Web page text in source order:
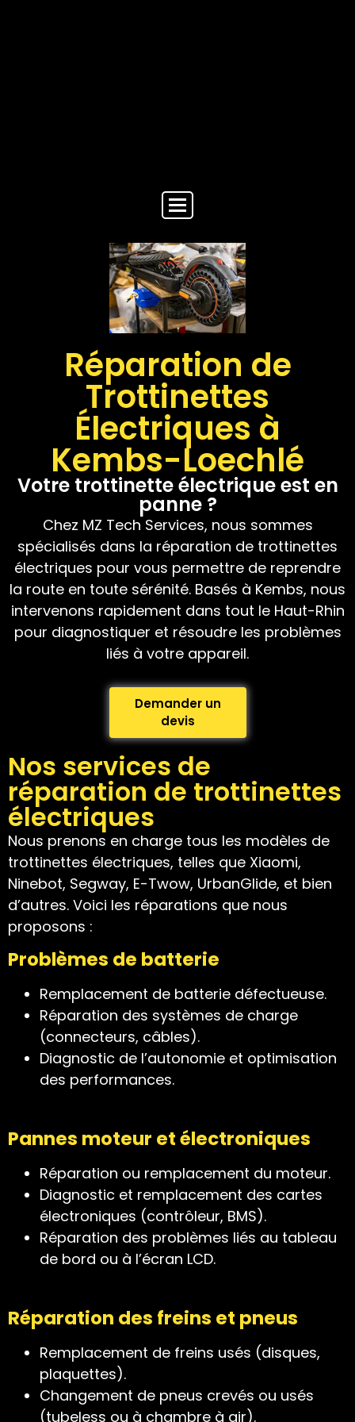
Réparation de
Trottinettes
Électriques à
Kembs-Loechlé
Votre trottinette électrique est en
panne ?
Chez MZ Tech Services, nous sommes
spécialisés dans la réparation de trottinettes
électriques pour vous permettre de reprendre
la route en toute sérénité. Basés à Kembs, nous
intervenons rapidement dans tout le Haut-Rhin
pour diagnostiquer et résoudre les problèmes
liés à votre appareil.
Demander un
devis
Nos services de
réparation de trottinettes
électriques
Nous prenons en charge tous les modèles de
trottinettes électriques, telles que Xiaomi,
Ninebot, Segway, E-Twow, UrbanGlide, et bien
d’autres. Voici les réparations que nous
proposons :
Problèmes de batterie
Remplacement de batterie défectueuse.
Réparation des systèmes de charge
(connecteurs, câbles).
Diagnostic de l’autonomie et optimisation
des performances.
Pannes moteur et électroniques
Réparation ou remplacement du moteur.
Diagnostic et remplacement des cartes
électroniques (contrôleur, BMS).
Réparation des problèmes liés au tableau
de bord ou à l’écran LCD.
Réparation des freins et pneus
Remplacement de freins usés (disques,
plaquettes).
Changement de pneus crevés ou usés
(tubeless ou à chambre à air).